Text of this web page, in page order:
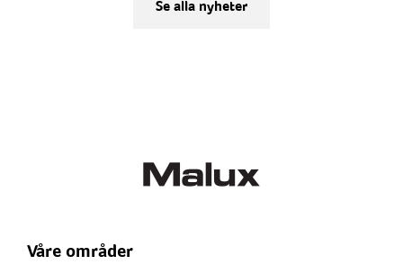
Se alla nyheter
Våre områder